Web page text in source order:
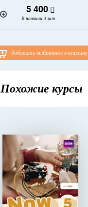
5 400
В наличии 3 шт
добавить выбранное в корзину
Похожие курсы